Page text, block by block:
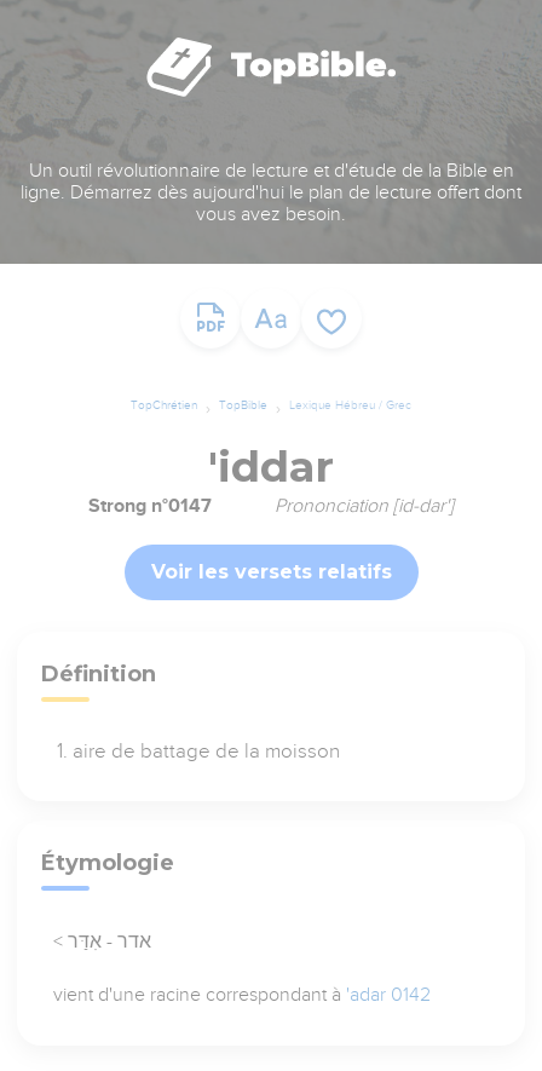
Un outil révolutionnaire de lecture et d'étude de la Bible en
ligne. Démarrez dès aujourd'hui le plan de lecture offert dont
vous avez besoin.
TopChrétien TopBible Lexique Hébreu / Grec
'iddar
Strong n°0147 Prononciation [id-dar']
Voir les versets relatifs
Définition
aire de battage de la moisson
Étymologie
< אדר - אִדַּר
vient d'une racine correspondant à 'adar 0142